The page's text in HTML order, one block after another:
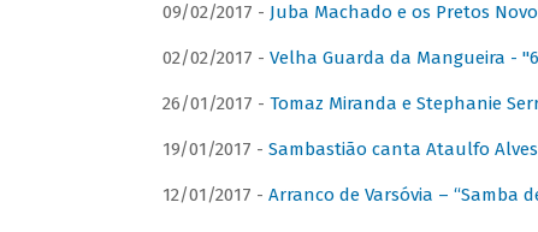
09/02/2017 - Juba Machado e os Pretos
02/02/2017 - Velha Guarda da Mangueira -
26/01/2017 - Tomaz Miranda e Stephanie
19/01/2017 - Sambastião canta Ataulfo Alves
12/01/2017 - Arranco de Varsóvia – “Samba